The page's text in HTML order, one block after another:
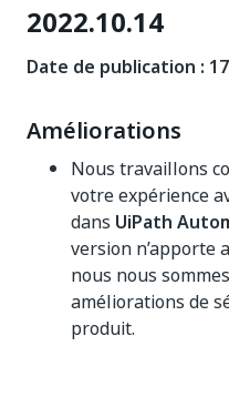
2022.10.14
Date de publication :
Améliorations
Nous travaillons
votre expérience
dans UiPath
version n’apporte
nous nous
améliorations de
produit.